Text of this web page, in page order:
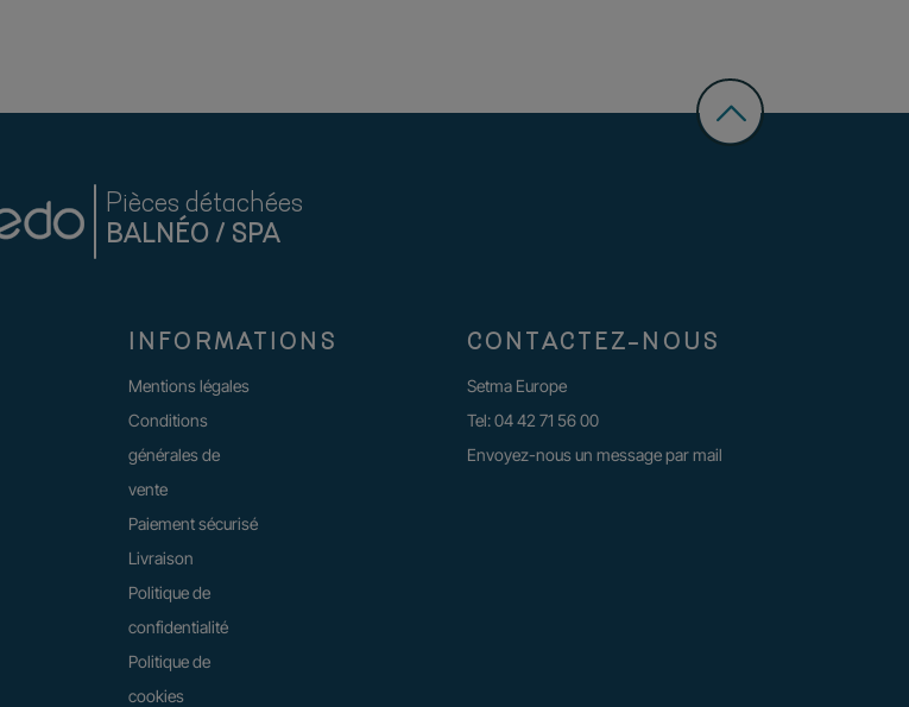
Pièces détachées
BALNÉO / SPA
INFORMATIONS
Mentions légales
Conditions
générales de
vente
Paiement sécurisé
Livraison
Politique de
confidentialité
Politique de
cookies
CONTACTEZ-NOUS
Setma Europe
Tel:04 42 71 56 00
Envoyez-nous un message par mail